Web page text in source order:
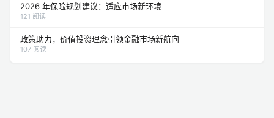
2026 年保险规划建议：适应市场新环境
121 阅读
政策助力，价值投资理念引领金融市场新航向
107 阅读